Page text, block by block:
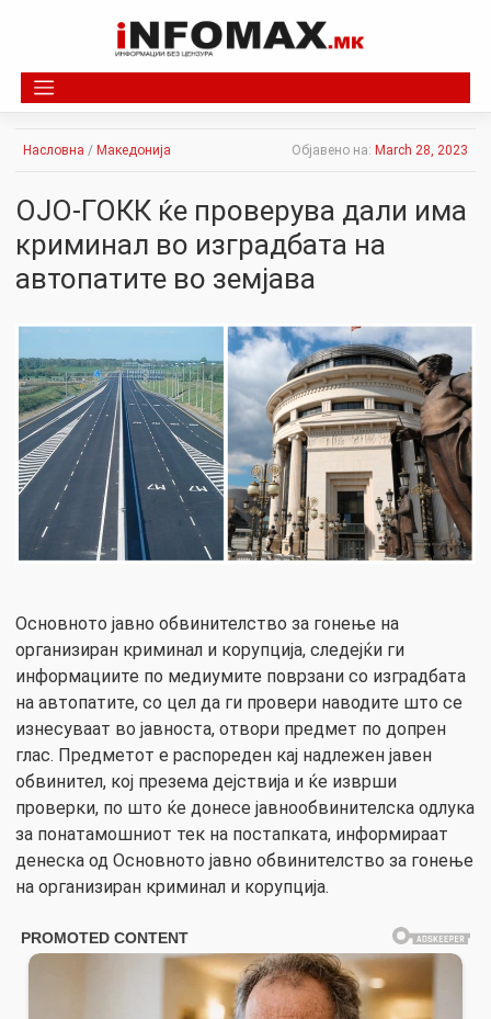
Насловна / Македонија Објавено на: March 28, 2023
ОЈО-ГОКК ќе проверува дали има
криминал во изградбата на
автопатите во земјава
Основното јавно обвинителство за гонење на
организиран криминал и корупција, следејќи ги
информациите по медиумите поврзани со изградбата
на автопатите, со цел да ги провери наводите што се
изнесуваат во јавноста, отвори предмет по допрен
глас. Предметот е распореден кај надлежен јавен
обвинител, кој презема дејствија и ќе изврши
проверки, по што ќе донесе јавнообвинителска одлука
за понатамошниот тек на постапката, информираат
денеска од Основното јавно обвинителство за гонење
на организиран криминал и корупција.